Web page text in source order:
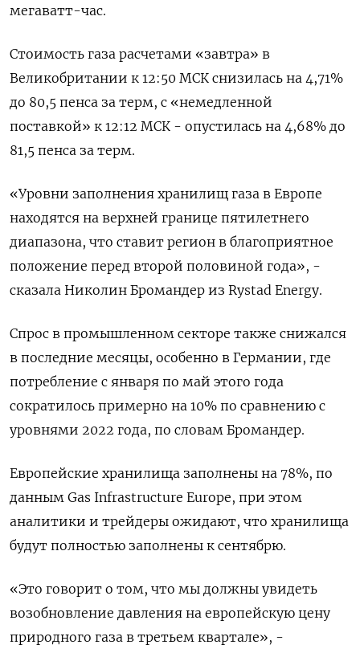
мегаватт-час.
Стоимость газа расчетами «завтра» в
Великобритании к 12:50 МСК снизилась на 4,71%
до 80,5 пенса за терм, с «немедленной
поставкой» к 12:12 МСК - опустилась на 4,68% до
81,5 пенса за терм.
«Уровни заполнения хранилищ газа в Европе
находятся на верхней границе пятилетнего
диапазона, что ставит регион в благоприятное
положение перед второй половиной года», -
сказала Николин Бромандер из Rystad Energy.
Спрос в промышленном секторе также снижался
в последние месяцы, особенно в Германии, где
потребление с января по май этого года
сократилось примерно на 10% по сравнению с
уровнями 2022 года, по словам Бромандер.
Европейские хранилища заполнены на 78%, по
данным Gas Infrastructure Europe, при этом
аналитики и трейдеры ожидают, что хранилища
будут полностью заполнены к сентябрю.
«Это говорит о том, что мы должны увидеть
возобновление давления на европейскую цену
природного газа в третьем квартале», -